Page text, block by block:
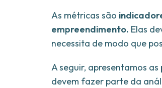
As métricas são
empreendimento. Elas
necessita de modo que
A seguir, apresentamos
devem fazer parte da